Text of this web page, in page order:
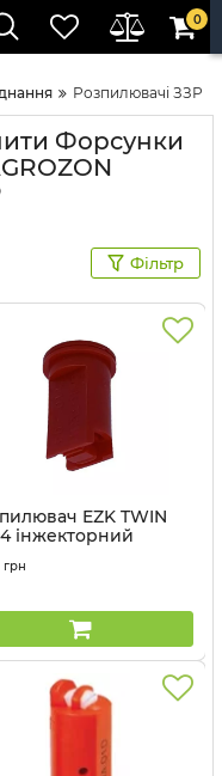
0
Розпилювачі ЗЗР
Форсунки
Фільтр
EZK TWIN
інжекторний
грн